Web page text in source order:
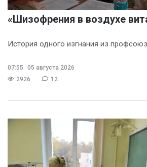
«Шизофрения в воздухе
История одного изгнания из
07:55
05 августа 2026
2926
12